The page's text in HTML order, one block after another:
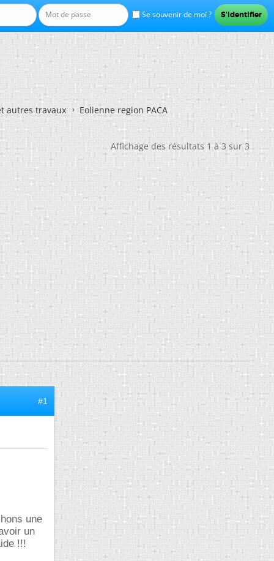
Se souvenir de moi ?
autres travaux Eolienne region PACA
Affichage des résultats 1 à 3 sur 3
#1
une
un
!!!